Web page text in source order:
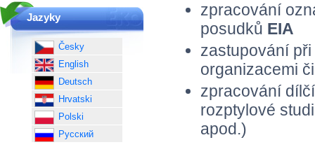
zpracování
posudků EIA
zastupování
organizacemi
zpracování
rozptylové
apod.)
Jazyky
Česky
English
Deutsch
Hrvatski
Polski
Русский